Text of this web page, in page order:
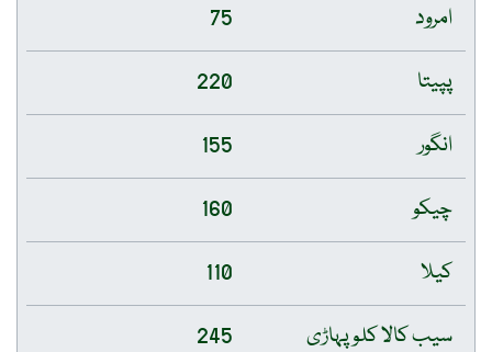
امرود
75
پپیتا
220
انگور
155
چیکو
160
کیلا
110
سیب کالا کلو پہاڑی
245